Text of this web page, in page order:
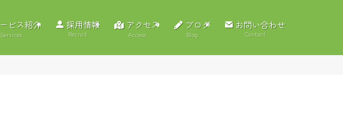
ビス紹介 採用情報
Recruit
アクセス
Access
ブログ
Blog
お問い合わせ
Contact